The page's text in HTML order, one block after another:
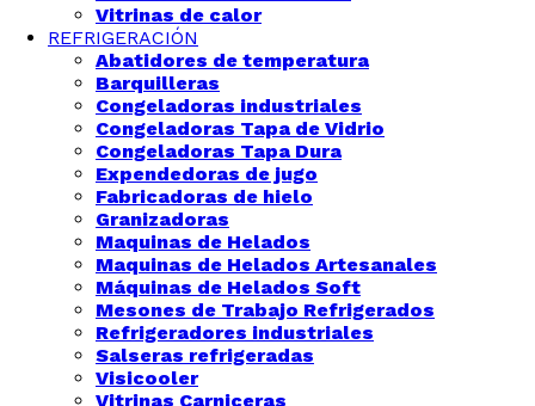
Vitrinas de calor
REFRIGERACIÓN
Abatidores de temperatura
Barquilleras
Congeladoras industriales
Congeladoras Tapa de Vidrio
Congeladoras Tapa Dura
Expendedoras de jugo
Fabricadoras de hielo
Granizadoras
Maquinas de Helados
Maquinas de Helados Artesanales
Máquinas de Helados Soft
Mesones de Trabajo Refrigerados
Refrigeradores industriales
Salseras refrigeradas
Visicooler
Vitrinas Carniceras